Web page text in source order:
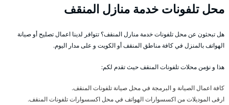
محل تلفونات خدمة منازل المنقف
هل تبحثون عن محل تلفونات خدمة منارل المنقف؟ تتوافر لدينا اعمال تصليح أو صيانة
الهواتف بالمنزل في كافة مناطق المنقف أو الكويت و على مدار اليوم.
هذا و نؤمن محلات تلفونات المنقف حيث تقدم لكم:
كافة اعمال الصيانة و البرمجة في محل صيانة تلفونات المنقف.
ارقى الموديلات من اكسسوارات الهواتف في محل اكسسوارات تلفونات المنقف.